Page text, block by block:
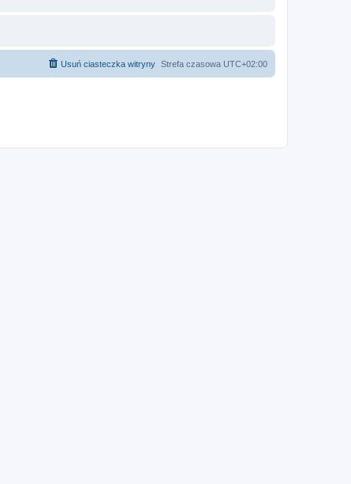
Strefa czasowa UTC+02:00
Usuń ciasteczka witryny